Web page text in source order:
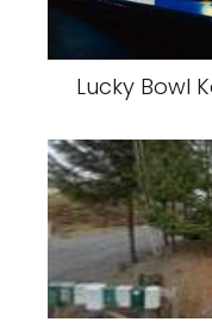
Lucky Bowl